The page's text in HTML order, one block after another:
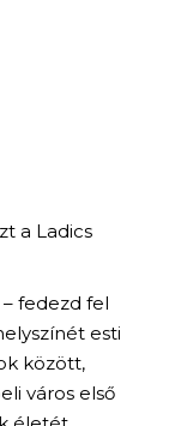
a Ladics
fedezd fel
esti
között,
város első